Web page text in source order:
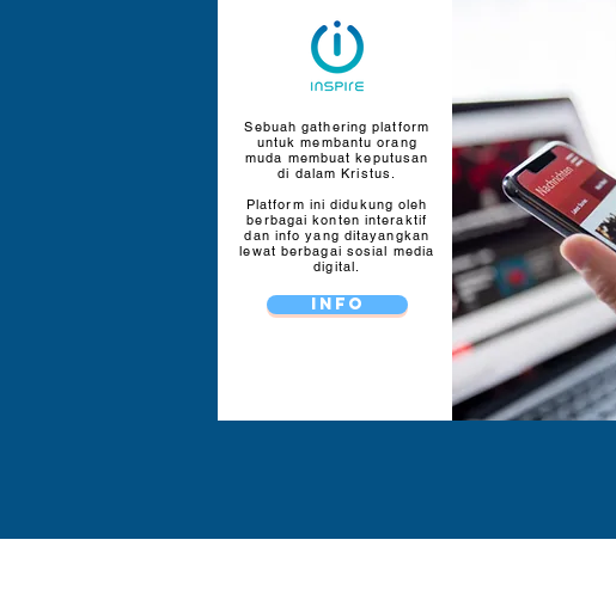
Sebuah gathering platform
untuk membantu orang
muda membuat keputusan
di dalam Kristus.
Platform ini didukung oleh
berbagai konten interaktif
dan info yang ditayangkan
lewat berbagai sosial media
digital.
INFO